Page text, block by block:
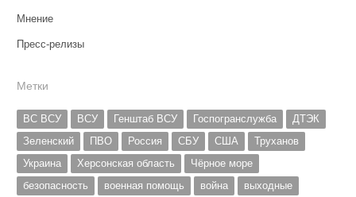
Мнение
Пресс-релизы
Метки
ВС ВСУ ВСУ Генштаб ВСУ Госпогранслужба
ДТЭК
Зеленский
ПВО Россия СБУ США
Труханов
Украина
Херсонская область
Чёрное море
безопасность
военная помощь война
выходные